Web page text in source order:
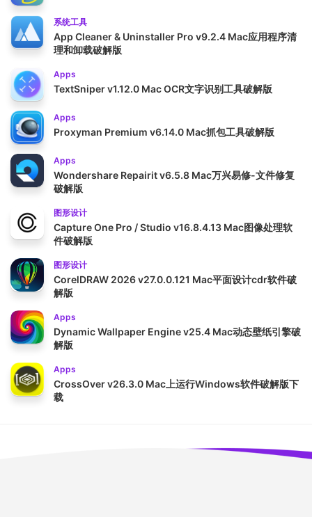
系统工具
App Cleaner & Uninstaller Pro v9.2.4 Mac应用程序清
理和卸载破解版
Apps
TextSniper v1.12.0 Mac OCR文字识别工具破解版
Apps
Proxyman Premium v6.14.0 Mac抓包工具破解版
Apps
Wondershare Repairit v6.5.8 Mac万兴易修-文件修复
破解版
图形设计
Capture One Pro / Studio v16.8.4.13 Mac图像处理软
件破解版
图形设计
CorelDRAW 2026 v27.0.0.121 Mac平面设计cdr软件破
解版
Apps
Dynamic Wallpaper Engine v25.4 Mac动态壁纸引擎破
解版
Apps
CrossOver v26.3.0 Mac上运行Windows软件破解版下
载